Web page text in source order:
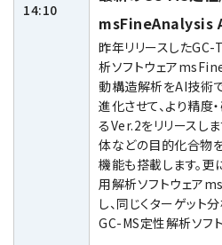
お客様紹介 / 開発秘話
JEOL 装置入門
用語集
お薦め消耗品
14:10
msFineAnalysis
昨年リリースしたGC-
析ソフトウェア
動構造解析をAI技術
進化させて、より精度
るVer.2をリリースし
体などの目的化合物
機能も搭載します。更
用解析ソフトウェア
し、同じくターゲット
GC-MS定性解析ソフ